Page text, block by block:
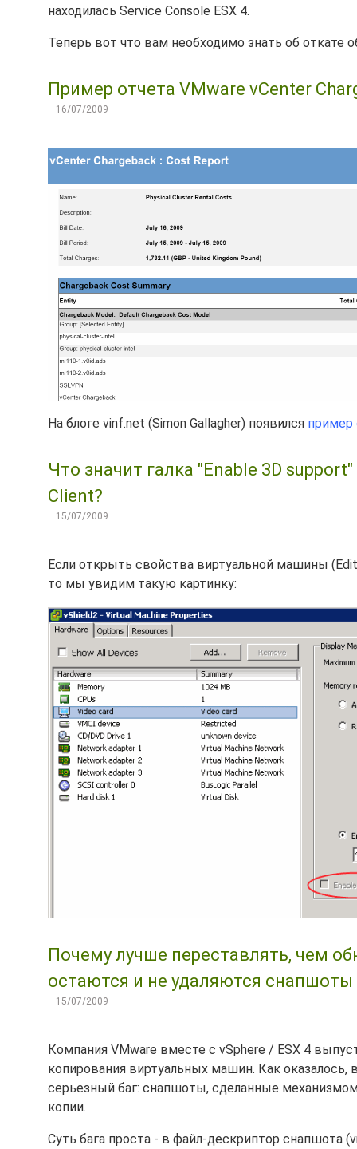
находилась Service Console ESX 4.
Теперь вот что вам необходимо знать об откате
Пример отчета VMware vCenter
16/07/2009
На блоге vinf.net (Simon Gallagher) появился пример
Что значит галка "Enable 3D
Client?
15/07/2009
Если открыть свойства виртуальной машины
то мы увидим такую картинку:
Почему лучше переставлять, чем
остаются и не удаляются снапшоты
15/07/2009
Компания VMware вместе с vSphere / ESX 4
копирования виртуальных машин. Как оказалось,
серьезный баг: снапшоты, сделанные
копии.
Суть бага проста - в файл-дескриптор снапшота